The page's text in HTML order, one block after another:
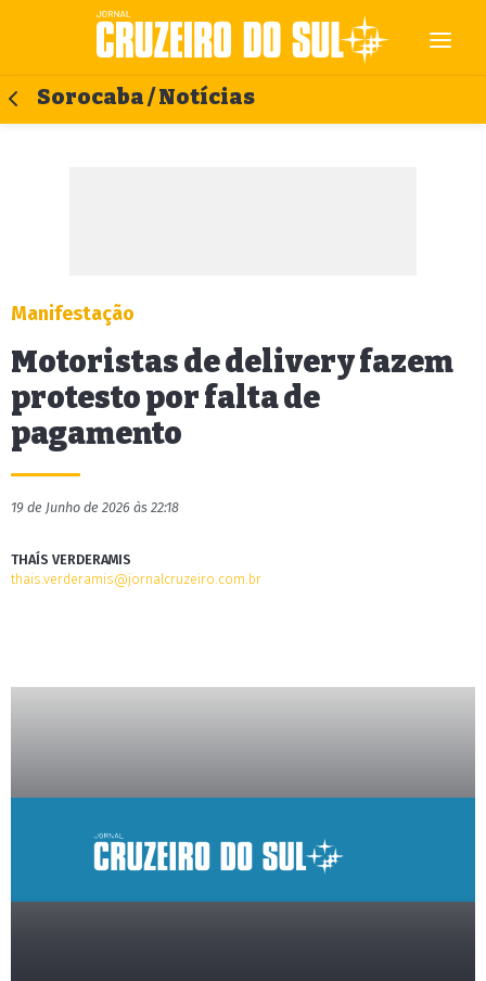
Sorocaba / Notícias
Manifestação
Motoristas de delivery fazem
protesto por falta de
pagamento
19 de Junho de 2026 às 22:18
THAÍS VERDERAMIS
thais.verderamis@jornalcruzeiro.com.br